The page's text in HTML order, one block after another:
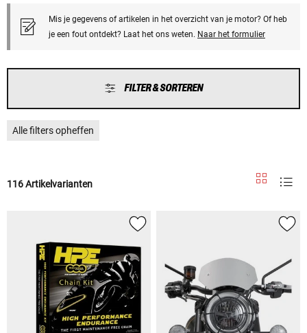
Mis je gegevens of artikelen in het overzicht van je motor? Of heb
je een fout ontdekt? Laat het ons weten. Naar het formulier
FILTER & SORTEREN
Alle filters opheffen
116 Artikelvarianten